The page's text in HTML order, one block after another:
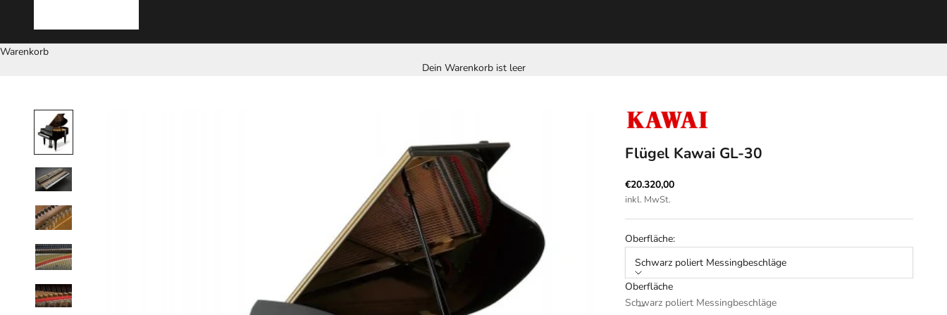
Warenkorb
Dein Warenkorb ist leer
Flügel Kawai GL-30
Angebot
€20.320,00
inkl. MwSt.
Oberfläche:
Schwarz poliert Messingbeschläge
Oberfläche
Schwarz poliert Messingbeschläge
Anzahl verringernAnzahl erhöhen